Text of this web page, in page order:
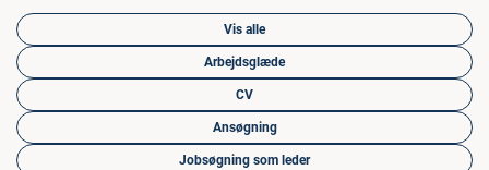
Vis alle
Arbejdsglæde
CV
Ansøgning
Jobsøgning som leder